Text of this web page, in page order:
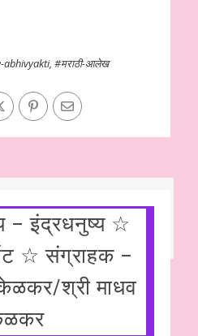
abhivyakti, #मराठी-आलेख
– इंद्रधनुष्य ☆
☆ संग्राहक –
श्री माधव